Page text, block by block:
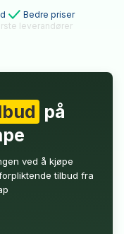
Bedre priser
leverandører
på
ved å kjøpe
tilbud fra